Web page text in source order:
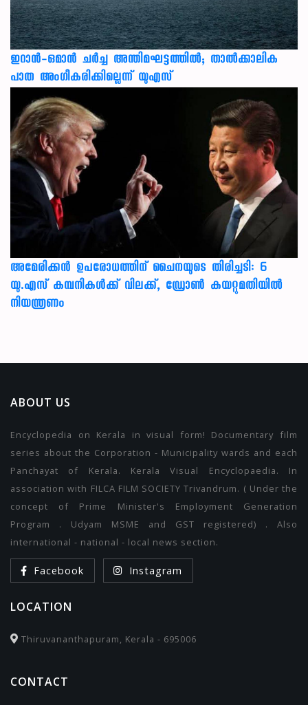
ഇറാന്‍-ഒമാന്‍ ചര്‍ച്ച അന്തിമഘട്ടത്തില്‍; താല്‍ക്കാലിക
പാത അംഗീകരിക്കില്ലെന്ന് യുഎസ്
അമേരിക്കൻ ഉപരോധത്തിന് ചൈനയുടെ തിരിച്ചടി: 6
യു.എസ് കമ്പനികൾക്ക് വിലക്ക്, ഡ്രോൺ കയറ്റുമതിയിൽ
നിയന്ത്രണം
ABOUT US
Encyclopedia on Kerala in visual form! Documentary film
series about the Corporation - Municipality wards and each
Panchayat of Kerala. Kerala Visual Encyclopaedia. In
association with FILCA FILM SOCIETY Trivandrum. ( Under the
concept of Prime Minister's Employment Generation
Program . Udyam MSME and GST registered) . Also
international - national - local news section.
Facebook Instagram
LOCATION
Thiruvananthapuram, Kerala - 695006
CONTACT